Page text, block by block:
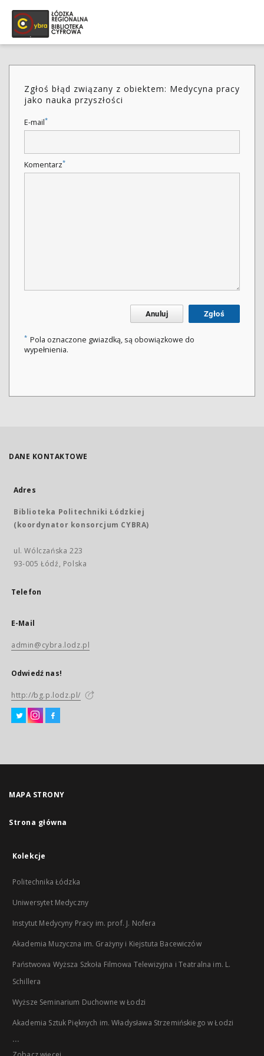
Zgłoś błąd związany z obiektem: Medycyna pracy
jako nauka przyszłości
E-mail*
Komentarz*
Anuluj Zgłoś
* Pola oznaczone gwiazdką, są obowiązkowe do
wypełnienia.
DANE KONTAKTOWE
Adres
Biblioteka Politechniki Łódzkiej
(koordynator konsorcjum CYBRA)
ul. Wólczańska 223
93-005 Łódź, Polska
Telefon
E-Mail
admin@cybra.lodz.pl
Odwiedź nas!
http://bg.p.lodz.pl/
MAPA STRONY
Strona główna
Kolekcje
Politechnika Łódzka
Uniwersytet Medyczny
Instytut Medycyny Pracy im. prof. J. Nofera
Akademia Muzyczna im. Grażyny i Kiejstuta Bacewiczów
Państwowa Wyższa Szkoła Filmowa Telewizyjna i Teatralna im. L.
Schillera
Wyższe Seminarium Duchowne w Łodzi
Akademia Sztuk Pięknych im. Władysława Strzemińskiego w Łodzi
...